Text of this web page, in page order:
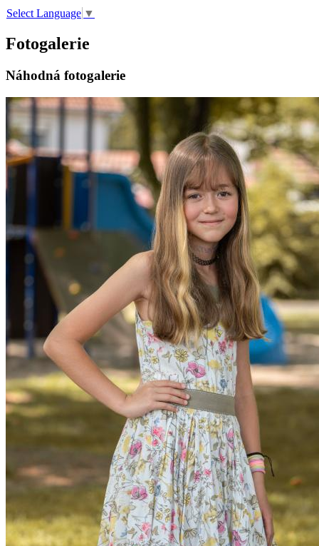
Select Language ▼
Fotogalerie
Náhodná fotogalerie